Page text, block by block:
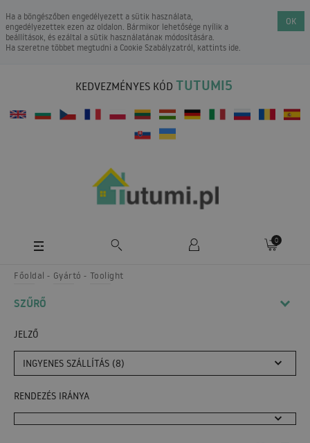
Ha a böngészőben engedélyezett a sütik használata,
engedélyezettek ezen az oldalon. Bármikor lehetősége nyílik a
beállítások, és ezáltal a sütik használatának módosítására.
Ha szeretne többet megtudni a Cookie Szabályzatról, kattints ide.
OK
KEDVEZMÉNYES KÓD TUTUMI5
0
Főoldal Gyártó Toolight
SZŰRŐ
JELZŐ
INGYENES SZÁLLÍTÁS (8)
RENDEZÉS IRÁNYA